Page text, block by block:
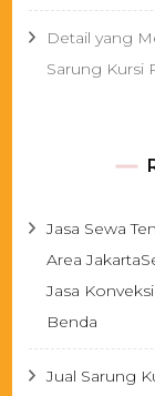
Detail yang
Sarung Kursi
Jasa Sewa
Area
Jasa
Benda
Jual Sarung